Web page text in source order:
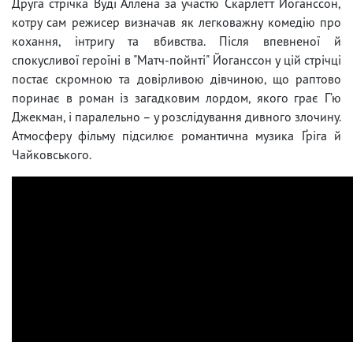
котру сам режисер визначав як легковажну комедію про
кохання, інтригу та вбивства. Після впевненої й
спокусливої героїні в "Матч-пойнті" Йоганссон у цій стрічці
постає скромною та довірливою дівчиною, що раптово
поринає в роман із загадковим лордом, якого грає Г’ю
Джекман, і паралельно – у розслідування дивного злочину.
Атмосферу фільму підсилює романтична музика Ґріга й
Чайковського.